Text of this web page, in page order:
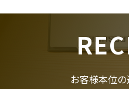
お客様本位